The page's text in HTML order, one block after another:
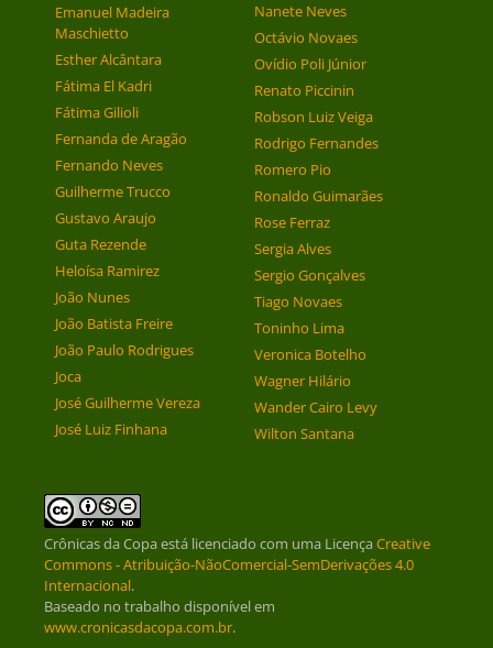
Emanuel Madeira
Maschietto
Esther Alcântara
Fátima El Kadri
Fátima Gilioli
Fernanda de Aragão
Fernando Neves
Guilherme Trucco
Gustavo Araujo
Guta Rezende
Heloísa Ramirez
João Nunes
João Batista Freire
João Paulo Rodrigues
Joca
José Guilherme Vereza
José Luiz Finhana
Nanete Neves
Octávio Novaes
Ovídio Poli Júnior
Renato Piccinin
Robson Luiz Veiga
Rodrigo Fernandes
Romero Pio
Ronaldo Guimarães
Rose Ferraz
Sergia Alves
Sergio Gonçalves
Tiago Novaes
Toninho Lima
Veronica Botelho
Wagner Hilário
Wander Cairo Levy
Wilton Santana
Crônicas da Copaestá licenciado com uma LicençaCreative
Commons - Atribuição-NãoComercial-SemDerivações 4.0
Internacional.
Baseado no trabalho disponível em
www.cronicasdacopa.com.br.